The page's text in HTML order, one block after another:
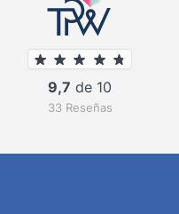
9,7 de 10
33 Reseñas